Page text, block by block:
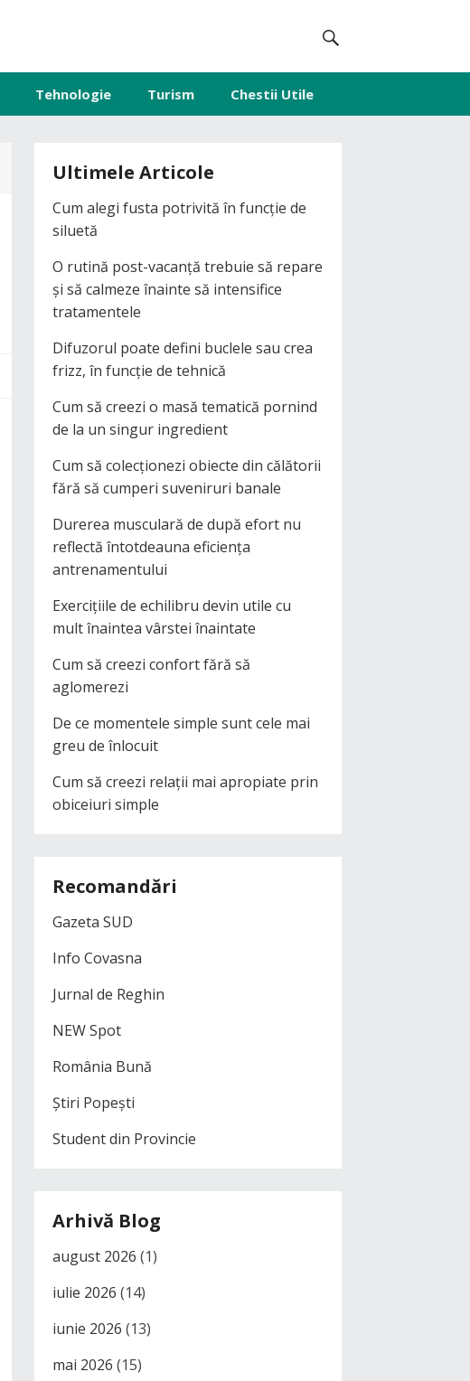
Tehnologie Turism Chestii Utile
Ultimele Articole
Cum alegi fusta potrivită în funcție de
siluetă
O rutină post-vacanță trebuie să repare
și să calmeze înainte să intensifice
tratamentele
Difuzorul poate defini buclele sau crea
frizz, în funcție de tehnică
Cum să creezi o masă tematică pornind
de la un singur ingredient
Cum să colecționezi obiecte din călătorii
fără să cumperi suveniruri banale
Durerea musculară de după efort nu
reflectă întotdeauna eficiența
antrenamentului
Exercițiile de echilibru devin utile cu
mult înaintea vârstei înaintate
Cum să creezi confort fără să
aglomerezi
De ce momentele simple sunt cele mai
greu de înlocuit
Cum să creezi relații mai apropiate prin
obiceiuri simple
Recomandări
Gazeta SUD
Info Covasna
Jurnal de Reghin
NEW Spot
România Bună
Știri Popești
Student din Provincie
Arhivă Blog
august 2026 (1)
iulie 2026 (14)
iunie 2026 (13)
mai 2026 (15)